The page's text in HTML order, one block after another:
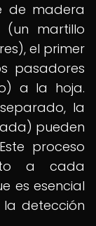
de madera
martillo
el primer
pasadores
a la hoja.
la
pueden
proceso
a cada
es esencial
detección